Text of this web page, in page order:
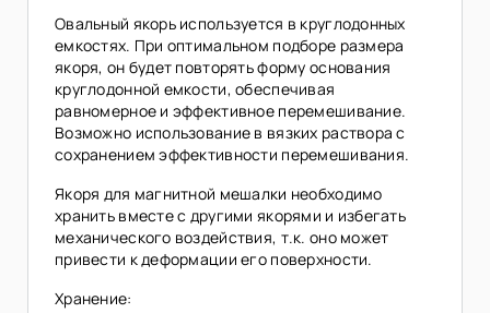
Овальный якорь используется в круглодонных
емкостях. При оптимальном подборе размера
якоря, он будет повторять форму основания
круглодонной емкости, обеспечивая
равномерное и эффективное перемешивание.
Возможно использование в вязких раствора с
сохранением эффективности перемешивания.
Якоря для магнитной мешалки необходимо
хранить вместе с другими якорями и избегать
механического воздействия, т.к. оно может
привести к деформации его поверхности.
Хранение: